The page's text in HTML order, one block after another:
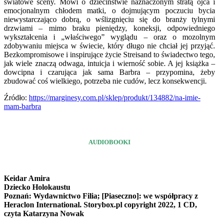
światowe sceny. Mówi o dzieciństwie naznaczonym stratą ojca i
emocjonalnym chłodem matki, o dojmującym poczuciu bycia
niewystarczająco dobrą, o wślizgnięciu się do branży tylnymi
drzwiami – mimo braku pieniędzy, koneksji, odpowiedniego
wykształcenia i „właściwego” wyglądu – oraz o mozolnym
zdobywaniu miejsca w świecie, który długo nie chciał jej przyjąć.
Bezkompromisowe i inspirujące życie Streisand to świadectwo tego,
jak wiele znaczą odwaga, intuicja i wierność sobie. A jej książka –
dowcipna i czarująca jak sama Barbra – przypomina, żeby
zbudować coś wielkiego, potrzeba nie cudów, lecz konsekwencji.
Źródło: https://marginesy.com.pl/sklep/produkt/134882/na-imie-
mam-barbra
AUDIOBOOKI
Keidar Amira
Dziecko Holokaustu
Poznań: Wydawnictwo Filia; [Piaseczno]: we współpracy z
Heraclon International. Storybox.pl copyright 2022, 1 CD,
czyta Katarzyna Nowak